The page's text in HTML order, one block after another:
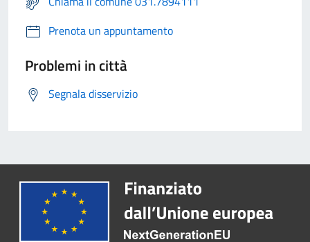
Prenota un appuntamento
Problemi in città
Segnala disservizio